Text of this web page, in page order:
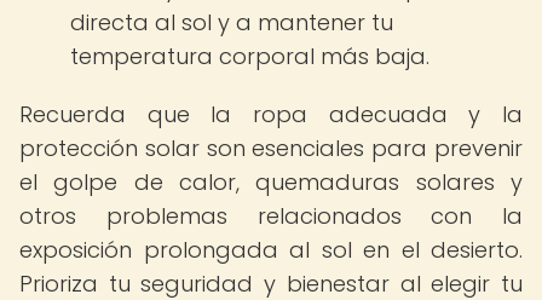
directa al sol y a mantener tu
temperatura corporal más baja.
Recuerda que la ropa adecuada y la
protección solar son esenciales para prevenir
el golpe de calor, quemaduras solares y
otros problemas relacionados con la
exposición prolongada al sol en el desierto.
Prioriza tu seguridad y bienestar al elegir tu